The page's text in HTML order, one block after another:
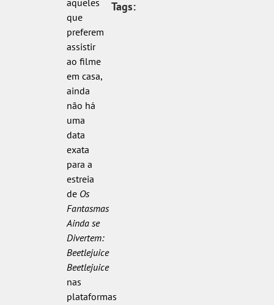
que
preferem
assistir
ao filme
em casa,
ainda
não há
uma
data
exata
para a
estreia
de Os
Fantasmas
Ainda se
Divertem:
Beetlejuice
Beetlejuice
nas
plataformas
Tags: